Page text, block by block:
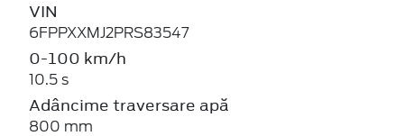
VIN
6FPPXXMJ2PRS83547
0-100 km/h
10.5 s
Adâncime traversare apă
800 mm